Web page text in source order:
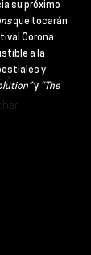
A...
su próximo
que tocarán
Corona
a la
y
y “The